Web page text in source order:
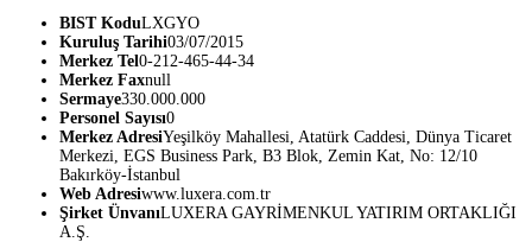
BIST KoduLXGYO
Kuruluş Tarihi03/07/2015
Merkez Tel 0-212-465-44-34
Merkez Faxnull
Sermaye330.000.000
Personel Sayısı0
Merkez AdresiYeşilköy Mahallesi, Atatürk Caddesi, Dünya Ticaret
Merkezi, EGS Business Park, B3 Blok, Zemin Kat, No: 12/10
Bakırköy-İstanbul
Web Adresiwww.luxera.com.tr
Şirket ÜnvanıLUXERA GAYRİMENKUL YATIRIM ORTAKLIĞI
A.Ş.